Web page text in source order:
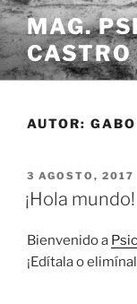
Saltar
al
contenido
MAG.
AUTOR: GABO
PUBLICADO
EL
3 AGOSTO, 2017
¡Hola mundo!
Bienvenido a
¡Edítala o